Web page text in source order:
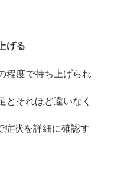
げる
程度で持ち上げられ
とそれほど違いなく
症状を詳細に確認す